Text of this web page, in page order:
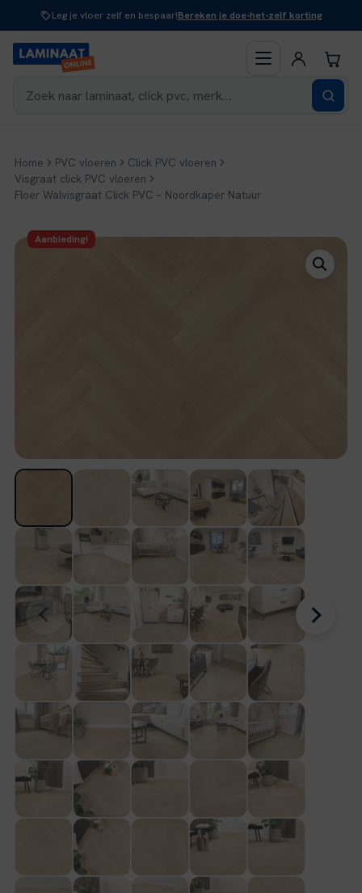
inhoud
Leg je vloer zelf en bespaar!Bereken je doe-het-zelf korting
Home PVC vloeren
Click PVC vloeren
Visgraat click PVC vloeren
Floer Walvisgraat Click PVC – Noordkaper Natuur
Aanbieding!